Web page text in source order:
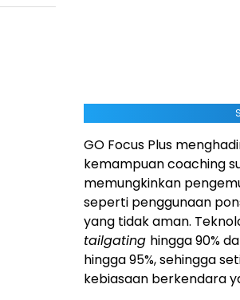
GO Focus Plus
kemampuan coaching
memungkinkan
seperti penggunaan
yang tidak aman.
tailgating hingga 90%
hingga 95%, sehingga
kebiasaan berkendara